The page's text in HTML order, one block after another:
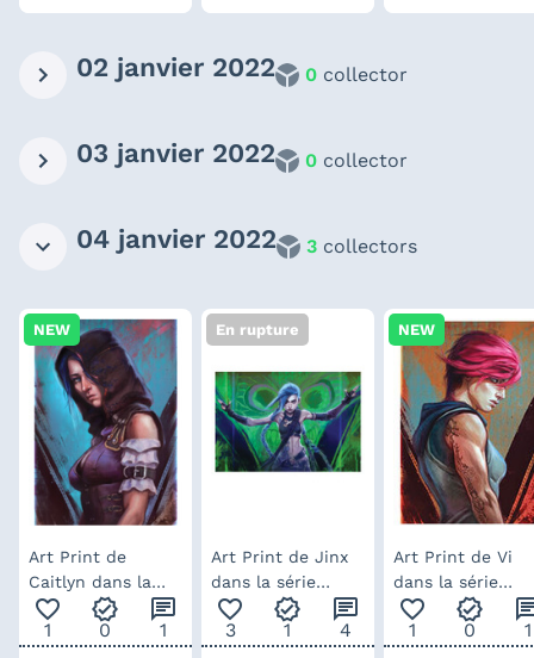
02 janvier 2022 0 collector
03 janvier 2022 0 collector
04 janvier 2022 3 collectors
NEW
Art Print de
Caitlyn dans la
série Arcane par
Inna Vjuzhanina
favorite_outline
1
verified
0
chat
1
En rupture
Art Print de Jinx
dans la série
Arcane par Inna
Vjuzhanina -
favorite_outline
3
verified
1
chat
4
NEW
Art Print de Vi
dans la série
Arcane par Inna
Vjuzhanina
favorite_outline
1
verified
0
1